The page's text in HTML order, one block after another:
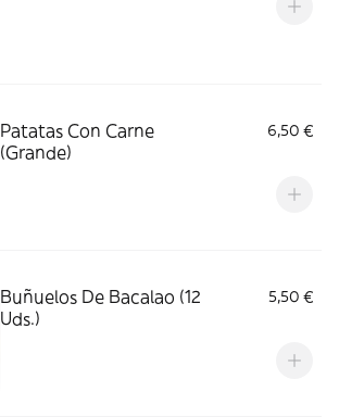
Patatas Con Carne
(Grande)
6,50 €
Buñuelos De Bacalao (12
Uds.)
5,50 €